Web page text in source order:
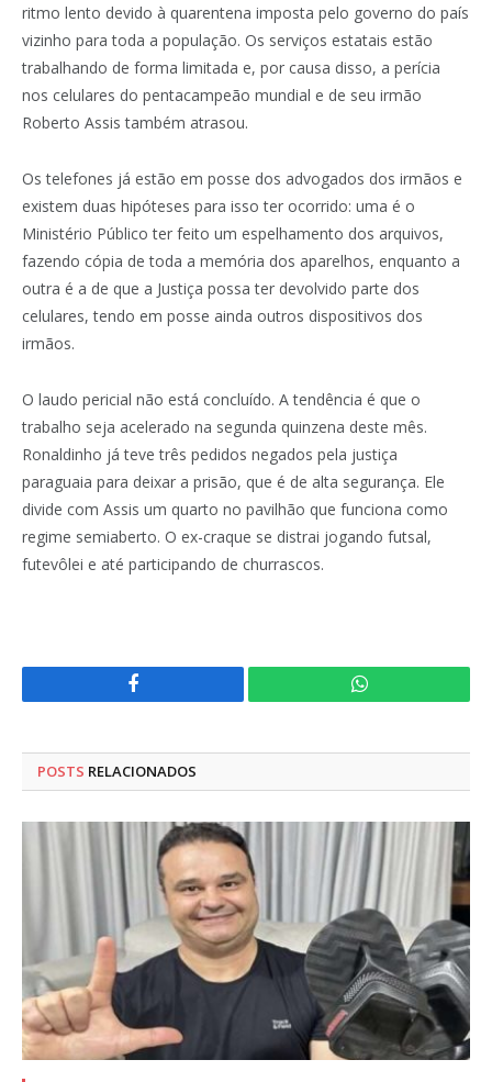
ritmo lento devido à quarentena imposta pelo governo do país
vizinho para toda a população. Os serviços estatais estão
trabalhando de forma limitada e, por causa disso, a perícia
nos celulares do pentacampeão mundial e de seu irmão
Roberto Assis também atrasou.
Os telefones já estão em posse dos advogados dos irmãos e
existem duas hipóteses para isso ter ocorrido: uma é o
Ministério Público ter feito um espelhamento dos arquivos,
fazendo cópia de toda a memória dos aparelhos, enquanto a
outra é a de que a Justiça possa ter devolvido parte dos
celulares, tendo em posse ainda outros dispositivos dos
irmãos.
O laudo pericial não está concluído. A tendência é que o
trabalho seja acelerado na segunda quinzena deste mês.
Ronaldinho já teve três pedidos negados pela justiça
paraguaia para deixar a prisão, que é de alta segurança. Ele
divide com Assis um quarto no pavilhão que funciona como
regime semiaberto. O ex-craque se distrai jogando futsal,
futevôlei e até participando de churrascos.
Facebook WhatsApp
POSTS RELACIONADOS